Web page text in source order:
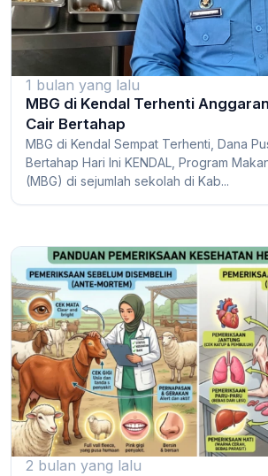
1 bulan yang lalu
MBG di Kendal Terhenti
Cair Bertahap
MBG di Kendal Sempat Terhenti, Dana
Bertahap Hari Ini KENDAL, Program
(MBG) di sejumlah sekolah di Kab...
2 bulan yang lalu